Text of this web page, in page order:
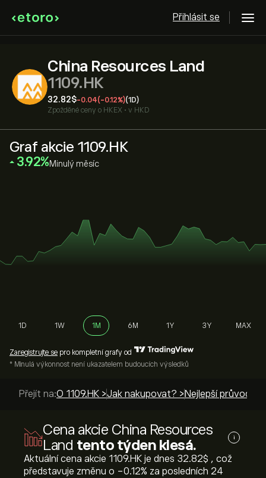
Přihlásit se
China Resources Land
1109.HK
32.82‎$‎-0.04(-0.12%)(1D)
Zpožděné ceny o HKEX • v HKD
Graf akcie 1109.HK
‎3.92‎ Minulý měsíc
1D 1W 1M 6M 1Y 3Y MAX
Zaregistrujte se pro kompletní grafy od
* Minulá výkonnost není ukazatelem budoucích výsledků
Přejít na:O 1109.HK >Jak nakupovat? > Nejlepší průvodci >
Cena akcie China Resources
Land tento týden klesá. i
Aktuální cena akcie 1109.HK je dnes 32.82‎$‎ , což
představuje změnu o ‎-0.12‎% za posledních 24